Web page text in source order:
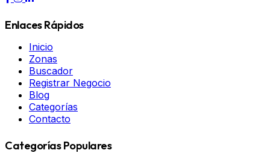
Enlaces Rápidos
Inicio
Zonas
Buscador
Registrar Negocio
Blog
Categorías
Contacto
Categorías Populares